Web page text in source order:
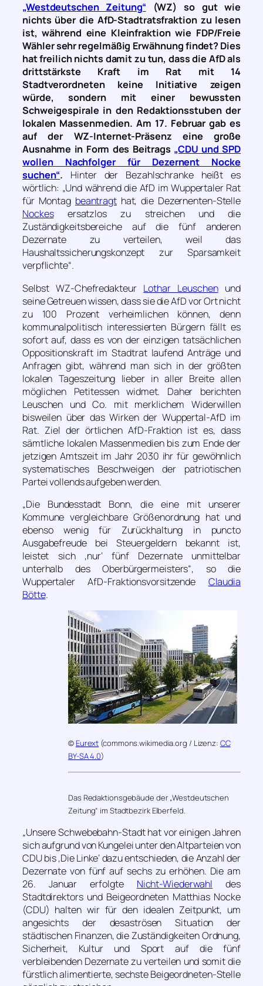
„Westdeutschen Zeitung“ (WZ) so gut wie
nichts über die AfD-Stadtratsfraktion zu lesen
ist, während eine Kleinfraktion wie FDP/Freie
Wähler sehr regelmäßig Erwähnung findet? Dies
hat freilich nichts damit zu tun, dass die AfD als
drittstärkste Kraft im Rat mit 14
Stadtverordneten keine Initiative zeigen
würde, sondern mit einer bewussten
Schweigespirale in den Redaktionsstuben der
lokalen Massenmedien. Am 17. Februar gab es
auf der WZ-Internet-Präsenz eine große
Ausnahme in Form des Beitrags „CDU und SPD
wollen Nachfolger für Dezernent Nocke
suchen“. Hinter der Bezahlschranke heißt es
wörtlich: „Und während die AfD im Wuppertaler Rat
für Montag beantragthat, die Dezernenten-Stelle
Nockesersatzlos zu streichen und die
Zuständigkeitsbereiche auf die fünf anderen
Dezernate zu verteilen, weil das
Haushaltssicherungskonzept zur Sparsamkeit
verpflichte“.
Selbst WZ-Chefredakteur Lothar Leuschenund
seine Getreuen wissen, dass sie die AfD vor Ort nicht
zu 100 Prozent verheimlichen können, denn
kommunalpolitisch interessierten Bürgern fällt es
sofort auf, dass es von der einzigen tatsächlichen
Oppositionskraft im Stadtrat laufend Anträge und
Anfragen gibt, während man sich in der größten
lokalen Tageszeitung lieber in aller Breite allen
möglichen Petitessen widmet. Daher berichten
Leuschen und Co. mit merklichem Widerwillen
bisweilen über das Wirken der Wuppertal-AfD im
Rat. Ziel der örtlichen AfD-Fraktion ist es, dass
sämtliche lokalen Massenmedien bis zum Ende der
jetzigen Amtszeit im Jahr 2030 ihr für gewöhnlich
systematisches Beschweigen der patriotischen
Partei vollends aufgeben werden.
„Die Bundesstadt Bonn, die eine mit unserer
Kommune vergleichbare Größenordnung hat und
ebenso wenig für Zurückhaltung in puncto
Ausgabefreude bei Steuergeldern bekannt ist,
leistet sich ‚nur‘ fünf Dezernate unmittelbar
unterhalb des Oberbürgermeisters“, so die
Wuppertaler AfD-Fraktionsvorsitzende Claudia
Bötte.
© Eurext (commons.wikimedia.org / Lizenz: CC
BY-SA 4.0)
Das Redaktionsgebäude der „Westdeutschen
Zeitung“ im Stadtbezirk Elberfeld.
„Unsere Schwebebahn-Stadt hat vor einigen Jahren
sich aufgrund von Kungelei unter den Altparteien von
CDU bis ‚Die Linke‘ dazu entschieden, die Anzahl der
Dezernate von fünf auf sechs zu erhöhen. Die am
26. Januar erfolgte Nicht-Wiederwahl des
Stadtdirektors und Beigeordneten Matthias Nocke
(CDU) halten wir für den idealen Zeitpunkt, um
angesichts der desaströsen Situation der
städtischen Finanzen, die Zuständigkeiten Ordnung,
Sicherheit, Kultur und Sport auf die fünf
verbleibenden Dezernate zu verteilen und somit die
fürstlich alimentierte, sechste Beigeordneten-Stelle